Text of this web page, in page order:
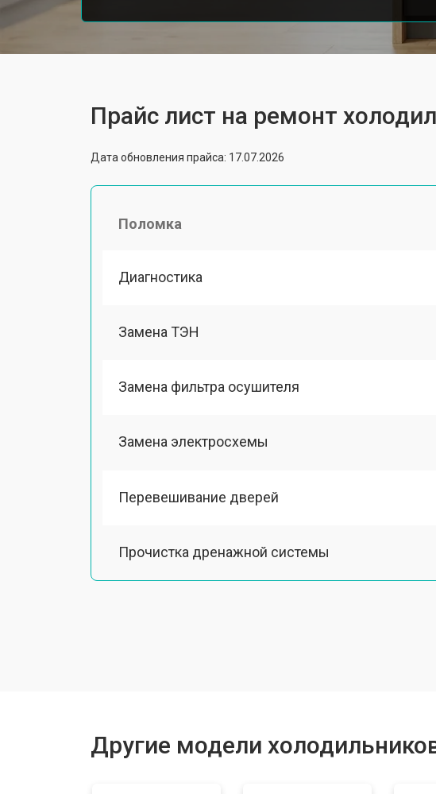
Прайс лист на ремонт
Дата обновления прайса: 17.07.2026
Поломка
Диагностика
Замена ТЭН
Замена фильтра осушителя
Замена электросхемы
Перевешивание дверей
Прочистка дренажной системы
Другие модели